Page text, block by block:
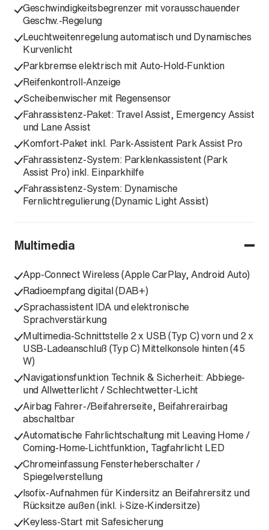
Geschwindigkeitsbegrenzer mit vorausschauender
Geschw.-Regelung
Leuchtweitenregelung automatisch und Dynamisches
Kurvenlicht
Parkbremse elektrisch mit Auto-Hold-Funktion
Reifenkontroll-Anzeige
Scheibenwischer mit Regensensor
Fahrassistenz-Paket: Travel Assist, Emergency Assist
und Lane Assist
Komfort-Paket inkl. Park-Assistent Park Assist Pro
Fahrassistenz-System: Parklenkassistent (Park
Assist Pro) inkl. Einparkhilfe
Fahrassistenz-System: Dynamische
Fernlichtregulierung (Dynamic Light Assist)
Multimedia
App-Connect Wireless (Apple CarPlay, Android Auto)
Radioempfang digital (DAB+)
Sprachassistent IDA und elektronische
Sprachverstärkung
Multimedia-Schnittstelle 2 x USB (Typ C) vorn und 2 x
USB-Ladeanschluß (Typ C) Mittelkonsole hinten (45
W)
Navigationsfunktion Technik & Sicherheit: Abbiege-
und Allwetterlicht / Schlechtwetter-Licht
Airbag Fahrer-/Beifahrerseite, Beifahrerairbag
abschaltbar
Automatische Fahrlichtschaltung mit Leaving Home /
Coming-Home-Lichtfunktion, Tagfahrlicht LED
Chromeinfassung Fensterheberschalter /
Spiegelverstellung
Isofix-Aufnahmen für Kindersitz an Beifahrersitz und
Rücksitze außen (inkl. i-Size-Kindersitze)
Keyless-Start mit Safesicherung